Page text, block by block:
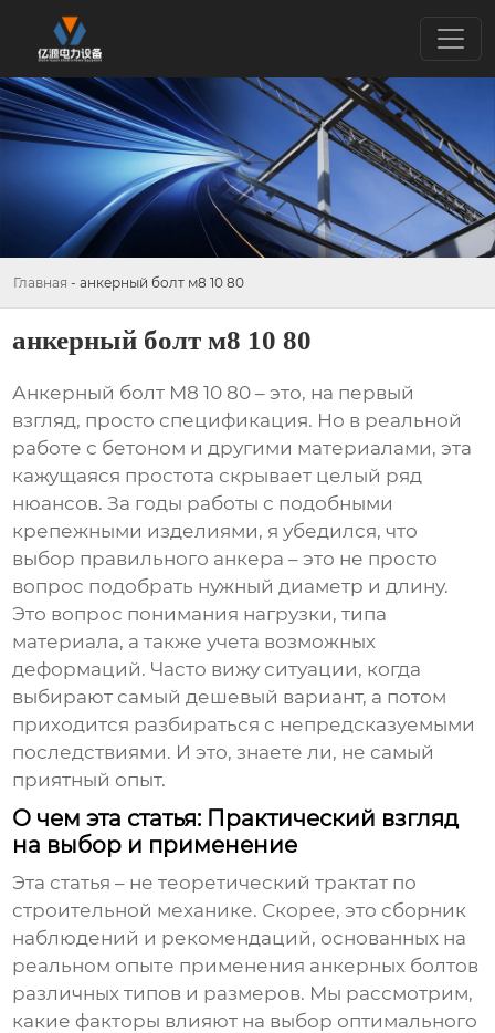
Главная - анкерный болт м8 10 80
анкерный болт м8 10 80
Анкерный болт М8 10 80 – это, на первый
взгляд, просто спецификация. Но в реальной
работе с бетоном и другими материалами, эта
кажущаяся простота скрывает целый ряд
нюансов. За годы работы с подобными
крепежными изделиями, я убедился, что
выбор правильного анкера – это не просто
вопрос подобрать нужный диаметр и длину.
Это вопрос понимания нагрузки, типа
материала, а также учета возможных
деформаций. Часто вижу ситуации, когда
выбирают самый дешевый вариант, а потом
приходится разбираться с непредсказуемыми
последствиями. И это, знаете ли, не самый
приятный опыт.
О чем эта статья: Практический взгляд
на выбор и применение
Эта статья – не теоретический трактат по
строительной механике. Скорее, это сборник
наблюдений и рекомендаций, основанных на
реальном опыте применения анкерных болтов
различных типов и размеров. Мы рассмотрим,
какие факторы влияют на выбор оптимального